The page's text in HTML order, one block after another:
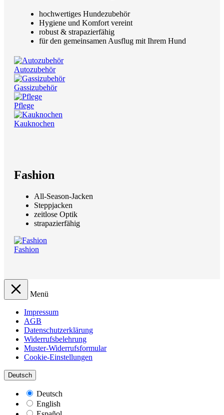
hochwertiges Hundezubehör
Hygiene und Komfort vereint
robust & strapazierfähig
für den gemeinsamen Ausflug mit Ihrem Hund
Autozubehör
Gassizubehör
Pflege
Kauknochen
Fashion
All-Season-Jacken
Steppjacken
zeitlose Optik
strapazierfähig
Fashion
Menü
Impressum
AGB
Datenschutzerklärung
Widerrufsbelehrung
Muster-Widerrufsformular
Cookie-Einstellungen
Deutsch
Deutsch
English